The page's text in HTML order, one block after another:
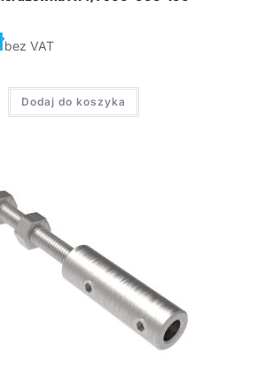
bez VAT
Dodaj do koszyka